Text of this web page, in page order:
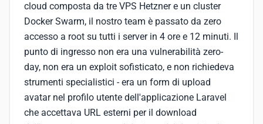
cloud composta da tre VPS Hetzner e un cluster
Docker Swarm, il nostro team è passato da zero
accesso a root su tutti i server in 4 ore e 12 minuti. Il
punto di ingresso non era una vulnerabilità zero-
day, non era un exploit sofisticato, e non richiedeva
strumenti specialistici - era un form di upload
avatar nel profilo utente dell'applicazione Laravel
che accettava URL esterni per il download